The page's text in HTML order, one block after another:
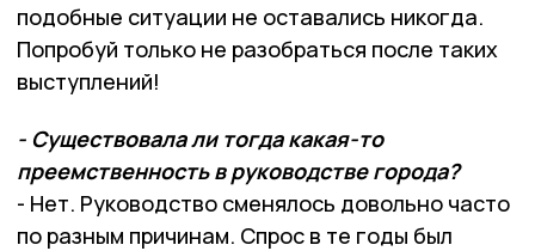
подобные ситуации не оставались никогда.
Попробуй только не разобраться после таких
выступлений!
- Существовала ли тогда какая-то
преемственность в руководстве города?
- Нет. Руководство сменялось довольно часто
по разным причинам. Спрос в те годы был